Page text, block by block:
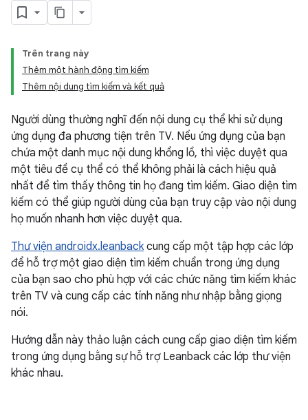
Trên trang này
Thêm một hành động tìm kiếm
Thêm nội dung tìm kiếm và kết quả
Người dùng thường nghĩ đến nội dung cụ thể khi sử dụng
ứng dụng đa phương tiện trên TV. Nếu ứng dụng của bạn
chứa một danh mục nội dung khổng lồ, thì việc duyệt qua
một tiêu đề cụ thể có thể không phải là cách hiệu quả
nhất để tìm thấy thông tin họ đang tìm kiếm. Giao diện tìm
kiếm có thể giúp người dùng của bạn truy cập vào nội dung
họ muốn nhanh hơn việc duyệt qua.
Thư viện androidx.leanbackcung cấp một tập hợp các lớp
để hỗ trợ một giao diện tìm kiếm chuẩn trong ứng dụng
của bạn sao cho phù hợp với các chức năng tìm kiếm khác
trên TV và cung cấp các tính năng như nhập bằng giọng
nói.
Hướng dẫn này thảo luận cách cung cấp giao diện tìm kiếm
trong ứng dụng bằng sự hỗ trợ Leanback các lớp thư viện
khác nhau.